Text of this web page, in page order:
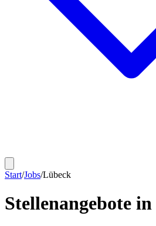
Start/Jobs/Lübeck
Stellenangebote in